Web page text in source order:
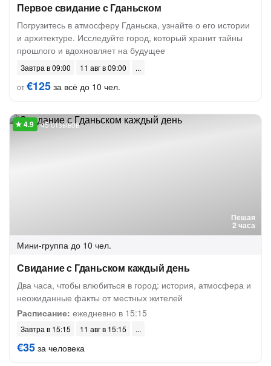
Первое свидание с Гданьском
Погрузитесь в атмосферу Гданьска, узнайте о его истории
и архитектуре. Исследуйте город, который хранит тайны
прошлого и вдохновляет на будущее
Завтра в 09:00
11 авг в 09:00
от€125 за всё до 10 чел.
Пешая
2 часа
45 отзывов
Мини-группа до 10 чел.
Свидание с Гданьском каждый день
Два часа, чтобы влюбиться в город: история, атмосфера и
неожиданные факты от местных жителей
Расписание: ежедневно в 15:15
Завтра в 15:15 11 авг в 15:15
€35 за человека